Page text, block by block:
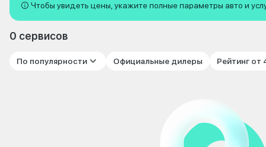
Чтобы увидеть цены, укажите полные параметры авто и
0 сервисов
По популярности Официальные дилеры Рейтинг от